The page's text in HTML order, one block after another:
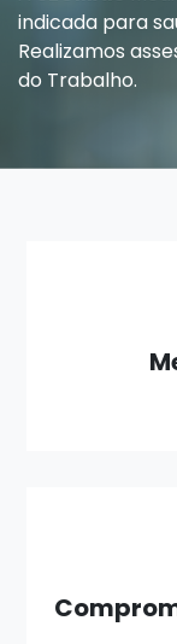
indicada para
Realizamos
do Trabalho.